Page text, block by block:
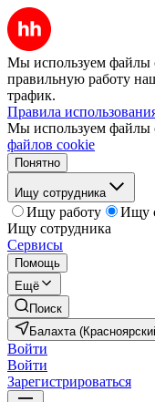
Мы используем файлы
правильную работу
трафик.
Правила
Мы используем файлы
файлов cookie
Понятно
Ищу сотрудника
Ищу работу
Ищу
Ищу сотрудника
Сервисы
Помощь
Ещё
Поиск
Балахта
Войти
Войти
Зарегистрироваться